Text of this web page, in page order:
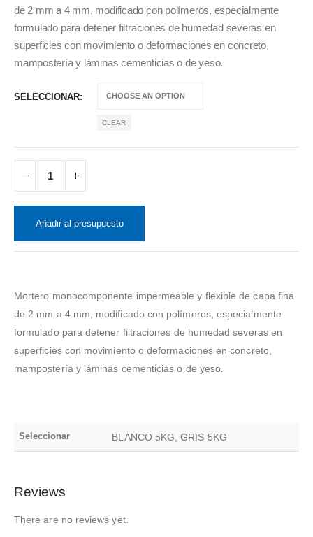
de 2 mm a 4 mm, modificado con polímeros, especialmente
formulado para detener filtraciones de humedad severas en
superficies con movimiento o deformaciones en concreto,
mampostería y láminas cementicias o de yeso.
SELECCIONAR
CLEAR
Añadir al presupuesto
Mortero monocomponente impermeable y flexible de capa fina
de 2 mm a 4 mm, modificado con polímeros, especialmente
formulado para detener filtraciones de humedad severas en
superficies con movimiento o deformaciones en concreto,
mampostería y láminas cementicias o de yeso.
Seleccionar BLANCO 5KG, GRIS 5KG
Reviews
There are no reviews yet.